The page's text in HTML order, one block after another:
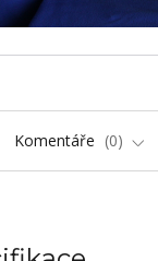
Komentáře 0